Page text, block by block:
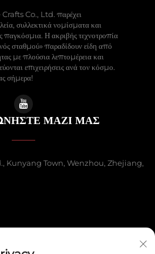
Co., Ltd. παρέχει
συλλεκτικά νομίσματα και
παγκόσμια. Η ακριβής τεχνοτροπία
σταθμού» παραδίδουν είδη από
με πλούσια λεπτομέρεια και
επιχειρήσεις ανά τον κόσμο.
σήμερα!
ΜΑΖΊ ΜΑΣ
Kunyang Town, Wenzhou, Zhejiang,